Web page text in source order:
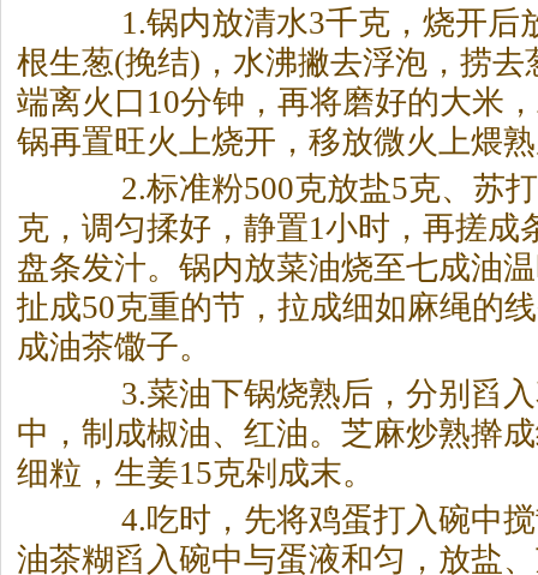
1.锅内放清水3千克，烧开后
根生葱(挽结)，水沸撇去浮泡，捞去
端离火口10分钟，再将磨好的大米
锅再置旺火上烧开，移放微火上煨
2.标准粉500克放盐5克、苏打
克，调匀揉好，静置1小时，再搓成
盘条发汁。锅内放菜油烧至七成油
扯成50克重的节，拉成细如麻绳的
成油茶馓子。
3.菜油下锅烧熟后，分别舀入
中，制成椒油、红油。芝麻炒熟擀
细粒，生姜15克剁成末。
4.吃时，先将鸡蛋打入碗中搅
油茶糊舀入碗中与蛋液和匀，放盐